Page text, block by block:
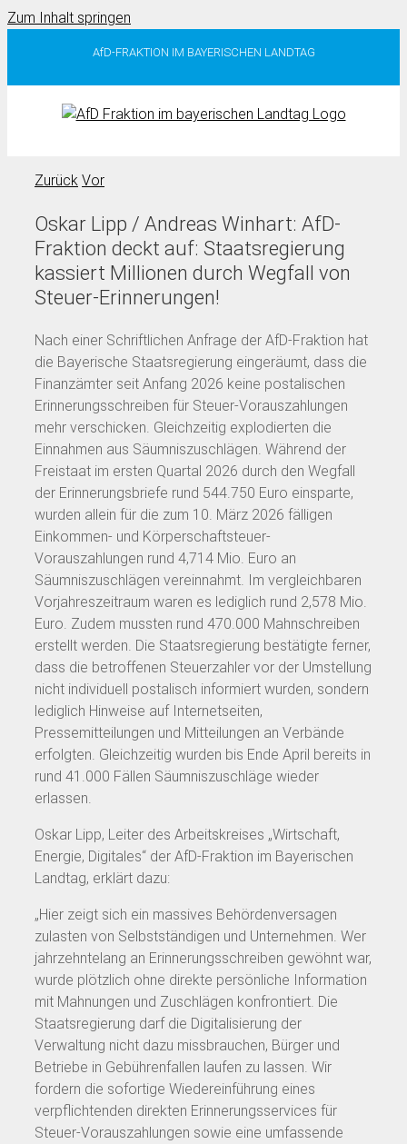
Zum Inhalt springen
AfD-FRAKTION IM BAYERISCHEN LANDTAG
Zurück Vor
Oskar Lipp / Andreas Winhart: AfD-
Fraktion deckt auf: Staatsregierung
kassiert Millionen durch Wegfall von
Steuer-Erinnerungen!
Nach einer Schriftlichen Anfrage der AfD-Fraktion hat
die Bayerische Staatsregierung eingeräumt, dass die
Finanzämter seit Anfang 2026 keine postalischen
Erinnerungsschreiben für Steuer-Vorauszahlungen
mehr verschicken. Gleichzeitig explodierten die
Einnahmen aus Säumniszuschlägen. Während der
Freistaat im ersten Quartal 2026 durch den Wegfall
der Erinnerungsbriefe rund 544.750 Euro einsparte,
wurden allein für die zum 10. März 2026 fälligen
Einkommen- und Körperschaftsteuer-
Vorauszahlungen rund 4,714 Mio. Euro an
Säumniszuschlägen vereinnahmt. Im vergleichbaren
Vorjahreszeitraum waren es lediglich rund 2,578 Mio.
Euro. Zudem mussten rund 470.000 Mahnschreiben
erstellt werden. Die Staatsregierung bestätigte ferner,
dass die betroffenen Steuerzahler vor der Umstellung
nicht individuell postalisch informiert wurden, sondern
lediglich Hinweise auf Internetseiten,
Pressemitteilungen und Mitteilungen an Verbände
erfolgten. Gleichzeitig wurden bis Ende April bereits in
rund 41.000 Fällen Säumniszuschläge wieder
erlassen.
Oskar Lipp, Leiter des Arbeitskreises „Wirtschaft,
Energie, Digitales“ der AfD-Fraktion im Bayerischen
Landtag, erklärt dazu:
„Hier zeigt sich ein massives Behördenversagen
zulasten von Selbstständigen und Unternehmen. Wer
jahrzehntelang an Erinnerungsschreiben gewöhnt war,
wurde plötzlich ohne direkte persönliche Information
mit Mahnungen und Zuschlägen konfrontiert. Die
Staatsregierung darf die Digitalisierung der
Verwaltung nicht dazu missbrauchen, Bürger und
Betriebe in Gebührenfallen laufen zu lassen. Wir
fordern die sofortige Wiedereinführung eines
verpflichtenden direkten Erinnerungsservices für
Steuer-Vorauszahlungen sowie eine umfassende